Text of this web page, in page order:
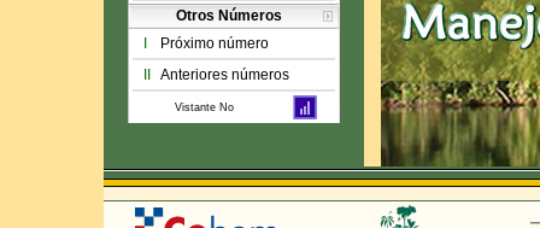
Otros Números
Próximo número
Anteriores números
Vistante No